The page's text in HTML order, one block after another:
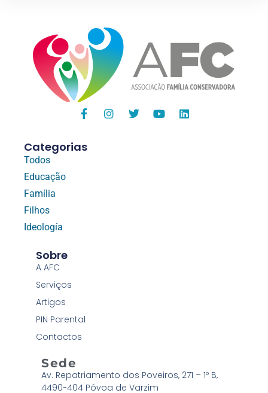
Categorias
Todos
Educação
Família
Filhos
Ideología
Sobre
A AFC
Serviços
Artigos
PIN Parental
Contactos
Sede
Av. Repatriamento dos Poveiros, 271 – 1º B,
4490-404 Póvoa de Varzim